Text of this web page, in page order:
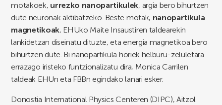
motakoek, urrezko nanopartikulek, argia bero bihurtzen
dute neuronak aktibatzeko. Beste motak, nanopartikula
magnetikoak, EHUko Maite Insaustiren taldearekin
lankidetzan diseinatu dituzte, eta energia magnetikoa bero
bihurtzen dute. Bi nanopartikula horiek helburu-zeluletara
errazago iristeko funtzionalizatu dira, Monica Carrilen
taldeak EHUn eta FBBn egindako lanari esker.
Donostia International Physics Centeren (DIPC), Aitzol